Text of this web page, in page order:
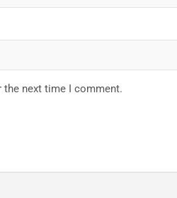
the next time I comment.